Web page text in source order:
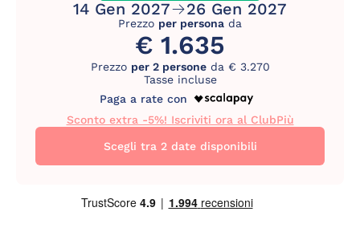
14 Gen 2027 26 Gen 2027
Prezzo per persona da
€ 1.635
Prezzo per 2 personeda € 3.270
Tasse incluse
Paga a rate con
Sconto extra -5%! Iscriviti ora al ClubPiù
Scegli tra 2 date disponibili